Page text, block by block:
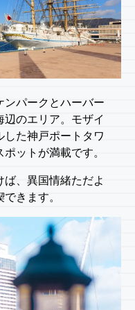
ンパークとハーバー
のエリア。モザイ
した神戸ポートタワ
ットが満載です。
、異国情緒ただよ
きます。